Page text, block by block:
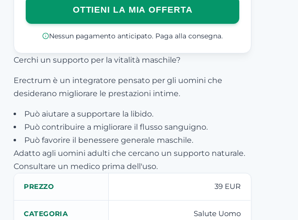
OTTIENI LA MIA OFFERTA
Nessun pagamento anticipato. Paga alla consegna.
Cerchi un supporto per la vitalità maschile?
Erectrum è un integratore pensato per gli uomini che
desiderano migliorare le prestazioni intime.
Può aiutare a supportare la libido.
Può contribuire a migliorare il flusso sanguigno.
Può favorire il benessere generale maschile.
Adatto agli uomini adulti che cercano un supporto naturale.
Consultare un medico prima dell'uso.
PREZZO 39 EUR
CATEGORIA Salute Uomo